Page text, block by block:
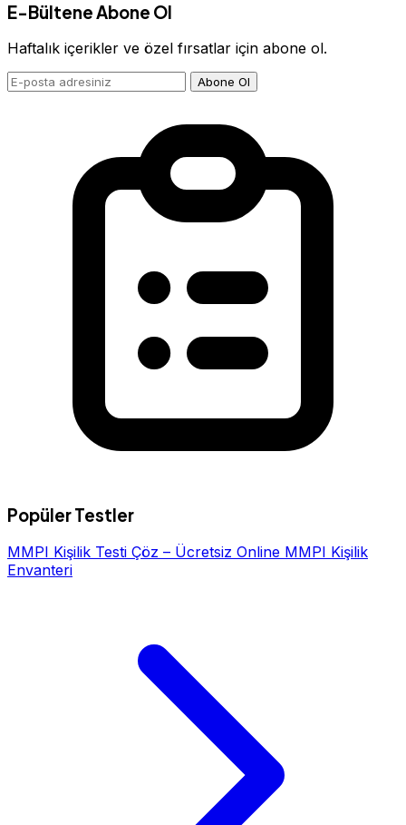
E-Bültene Abone Ol
Haftalık içerikler ve özel fırsatlar için abone ol.
Abone Ol
Popüler Testler
MMPI Kişilik Testi Çöz – Ücretsiz Online MMPI Kişilik
Envanteri